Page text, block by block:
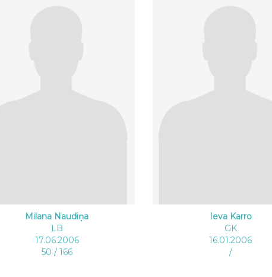
Milana Naudiņa
LB
17.06.2006
50 / 166
Ieva Karro
GK
16.01.2006
/